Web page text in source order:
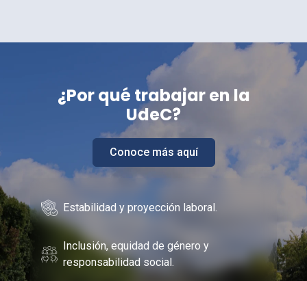
¿Porqué trabajar en la
UdeC?
Conoce más aquí
Estabilidad y proyección laboral.
Inclusión, equidad de género y
responsabilidad social.